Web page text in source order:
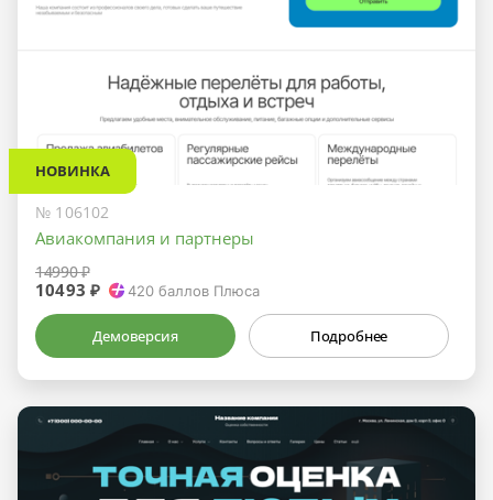
НОВИНКА
№ 106102
Авиакомпания и партнеры
14990 ₽
10493 ₽ 420 баллов Плюса
Демоверсия Подробнее